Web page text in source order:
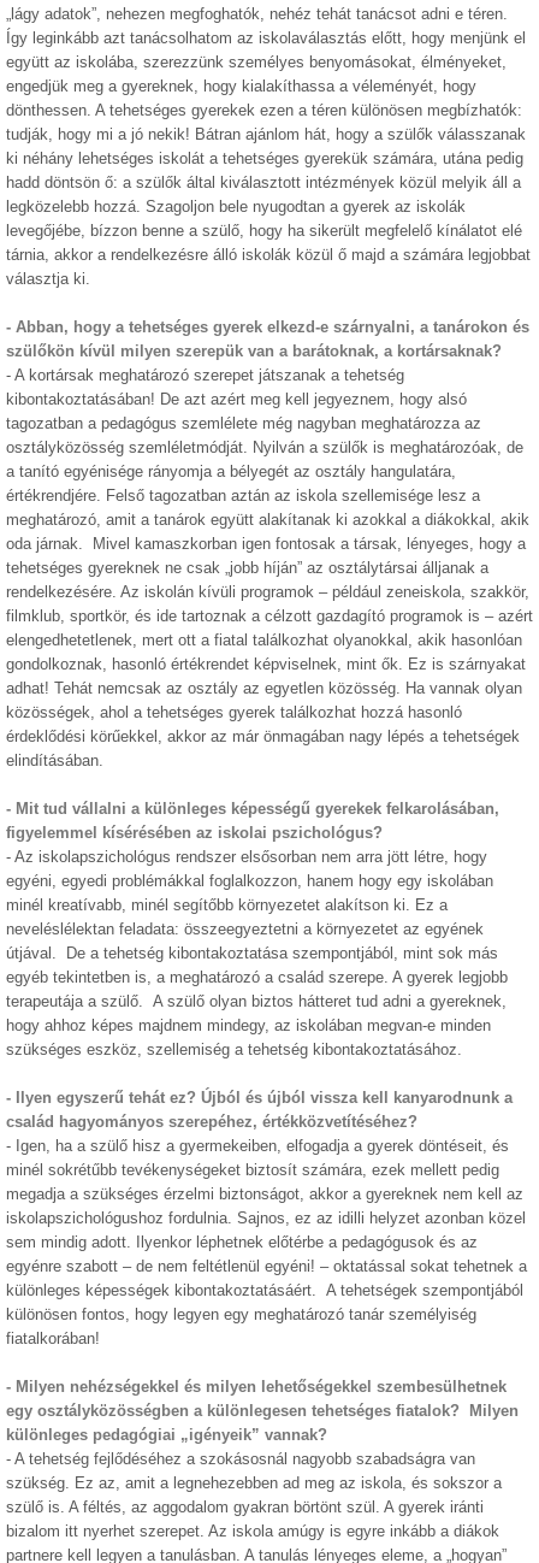
„lágy adatok”, nehezen megfoghatók, nehéz tehát tanácsot adni e téren.
Így leginkább azt tanácsolhatom az iskolaválasztás előtt, hogy menjünk el
együtt az iskolába, szerezzünk személyes benyomásokat, élményeket,
engedjük meg a gyereknek, hogy kialakíthassa a véleményét, hogy
dönthessen. A tehetséges gyerekek ezen a téren különösen megbízhatók:
tudják, hogy mi a jó nekik! Bátran ajánlom hát, hogy a szülők válasszanak
ki néhány lehetséges iskolát a tehetséges gyerekük számára, utána pedig
hadd döntsön ő: a szülők által kiválasztott intézmények közül melyik áll a
legközelebb hozzá. Szagoljon bele nyugodtan a gyerek az iskolák
levegőjébe, bízzon benne a szülő, hogy ha sikerült megfelelő kínálatot elé
tárnia, akkor a rendelkezésre álló iskolák közül ő majd a számára legjobbat
választja ki.
- Abban, hogy a tehetséges gyerek elkezd-e szárnyalni, a tanárokon és
szülőkön kívül milyen szerepük van a barátoknak, a kortársaknak?
- A kortársak meghatározó szerepet játszanak a tehetség
kibontakoztatásában! De azt azért meg kell jegyeznem, hogy alsó
tagozatban a pedagógus szemlélete még nagyban meghatározza az
osztályközösség szemléletmódját. Nyilván a szülők is meghatározóak, de
a tanító egyénisége rányomja a bélyegét az osztály hangulatára,
értékrendjére. Felső tagozatban aztán az iskola szellemisége lesz a
meghatározó, amit a tanárok együtt alakítanak ki azokkal a diákokkal, akik
oda járnak. Mivel kamaszkorban igen fontosak a társak, lényeges, hogy a
tehetséges gyereknek ne csak „jobb híján” az osztálytársai álljanak a
rendelkezésére. Az iskolán kívüli programok – például zeneiskola, szakkör,
filmklub, sportkör, és ide tartoznak a célzott gazdagító programok is – azért
elengedhetetlenek, mert ott a fiatal találkozhat olyanokkal, akik hasonlóan
gondolkoznak, hasonló értékrendet képviselnek, mint ők. Ez is szárnyakat
adhat! Tehát nemcsak az osztály az egyetlen közösség. Ha vannak olyan
közösségek, ahol a tehetséges gyerek találkozhat hozzá hasonló
érdeklődési körűekkel, akkor az már önmagában nagy lépés a tehetségek
elindításában.
- Mit tud vállalni a különleges képességű gyerekek felkarolásában,
figyelemmel kísérésében az iskolai pszichológus?
- Az iskolapszichológus rendszer elsősorban nem arra jött létre, hogy
egyéni, egyedi problémákkal foglalkozzon, hanem hogy egy iskolában
minél kreatívabb, minél segítőbb környezetet alakítson ki. Ez a
neveléslélektan feladata: összeegyeztetni a környezetet az egyének
útjával. De a tehetség kibontakoztatása szempontjából, mint sok más
egyéb tekintetben is, a meghatározó a család szerepe. A gyerek legjobb
terapeutája a szülő. A szülő olyan biztos hátteret tud adni a gyereknek,
hogy ahhoz képes majdnem mindegy, az iskolában megvan-e minden
szükséges eszköz, szellemiség a tehetség kibontakoztatásához.
-
Ilyen egyszerű tehát ez? Újból és újból vissza kell kanyarodnunk a
család hagyományos szerepéhez, értékközvetítéséhez?
- Igen, ha a szülő hisz a gyermekeiben, elfogadja a gyerek döntéseit, és
minél sokrétűbb tevékenységeket biztosít számára, ezek mellett pedig
megadja a szükséges érzelmi biztonságot, akkor a gyereknek nem kell az
iskolapszichológushoz fordulnia. Sajnos, ez az idilli helyzet azonban közel
sem mindig adott. Ilyenkor léphetnek előtérbe a pedagógusok és az
egyénre szabott – de nem feltétlenül egyéni! – oktatással sokat tehetnek a
különleges képességek kibontakoztatásáért. A tehetségek szempontjából
különösen fontos, hogy legyen egy meghatározó tanár személyiség
fiatalkorában!
- Milyen nehézségekkel és milyen lehetőségekkel szembesülhetnek
egy osztályközösségben a különlegesen tehetséges fiatalok? Milyen
különleges pedagógiai „igényeik” vannak?
- A tehetség fejlődéséhez a szokásosnál nagyobb szabadságra van
szükség. Ez az, amit a legnehezebben ad meg az iskola, és sokszor a
szülő is. A féltés, az aggodalom gyakran börtönt szül. A gyerek iránti
bizalom itt nyerhet szerepet. Az iskola amúgy is egyre inkább a diákok
partnere kell legyen a tanulásban. A tanulás lényeges eleme, a „hogyan”